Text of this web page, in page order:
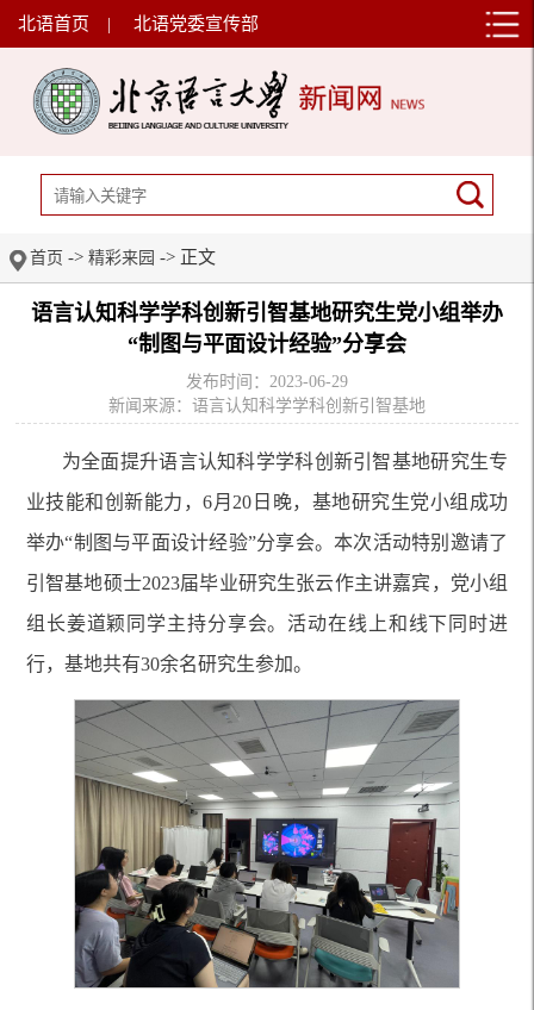
北语首页 | 北语党委宣传部
首页 -> 精彩来园 -> 正文
语言认知科学学科创新引智基地研究生党小组举办
“制图与平面设计经验”分享会
发布时间：2023-06-29
新闻来源：语言认知科学学科创新引智基地
为全面提升语言认知科学学科创新引智基地研究生专
业技能和创新能力，6月20日晚，基地研究生党小组成功
举办“制图与平面设计经验”分享会。本次活动特别邀请了
引智基地硕士2023届毕业研究生张云作主讲嘉宾，党小组
组长姜道颖同学主持分享会。活动在线上和线下同时进
行，基地共有30余名研究生参加。